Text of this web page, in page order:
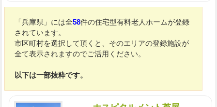
「兵庫県」には全58件の住宅型有料老人ホームが登録
されています。
市区町村を選択して頂くと、そのエリアの登録施設が
全て表示されますのでご活用ください。
以下は一部抜粋です。